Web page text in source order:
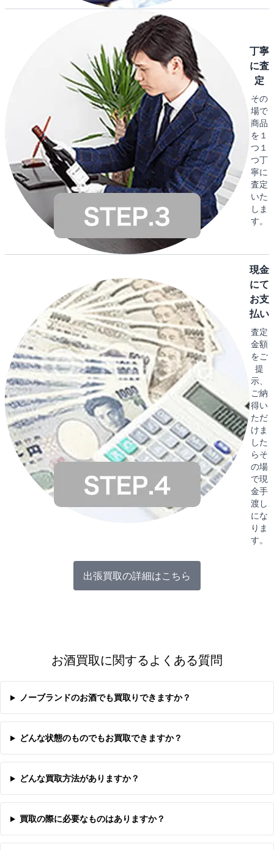
丁寧
に査
定
その
場で
商品
を１
つ１
つ丁
寧に
査定
いた
しま
す。
現金
にて
お支
払い
査定
金額
をご
提
示、
ご納
得い
ただ
けま
した
らそ
の場
で現
金手
渡し
にな
りま
す。
出張買取の詳細はこちら
お酒買取に関するよくある質問
ノーブランドのお酒でも買取りできますか？
どんな状態のものでもお買取できますか？
どんな買取方法がありますか？
買取の際に必要なものはありますか？